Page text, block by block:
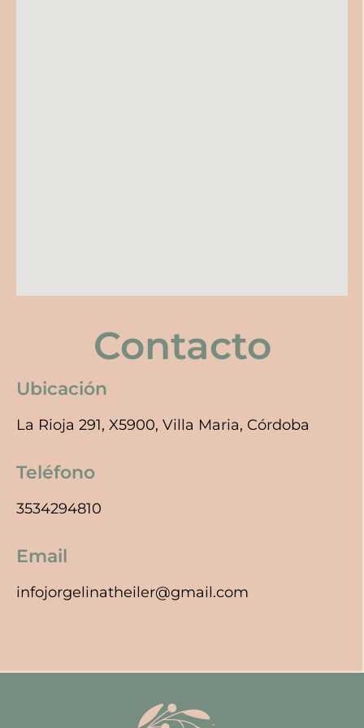
Contacto
Ubicación
La Rioja 291, X5900, Villa Maria, Córdoba
Teléfono
3534294810
Email
infojorgelinatheiler@gmail.com